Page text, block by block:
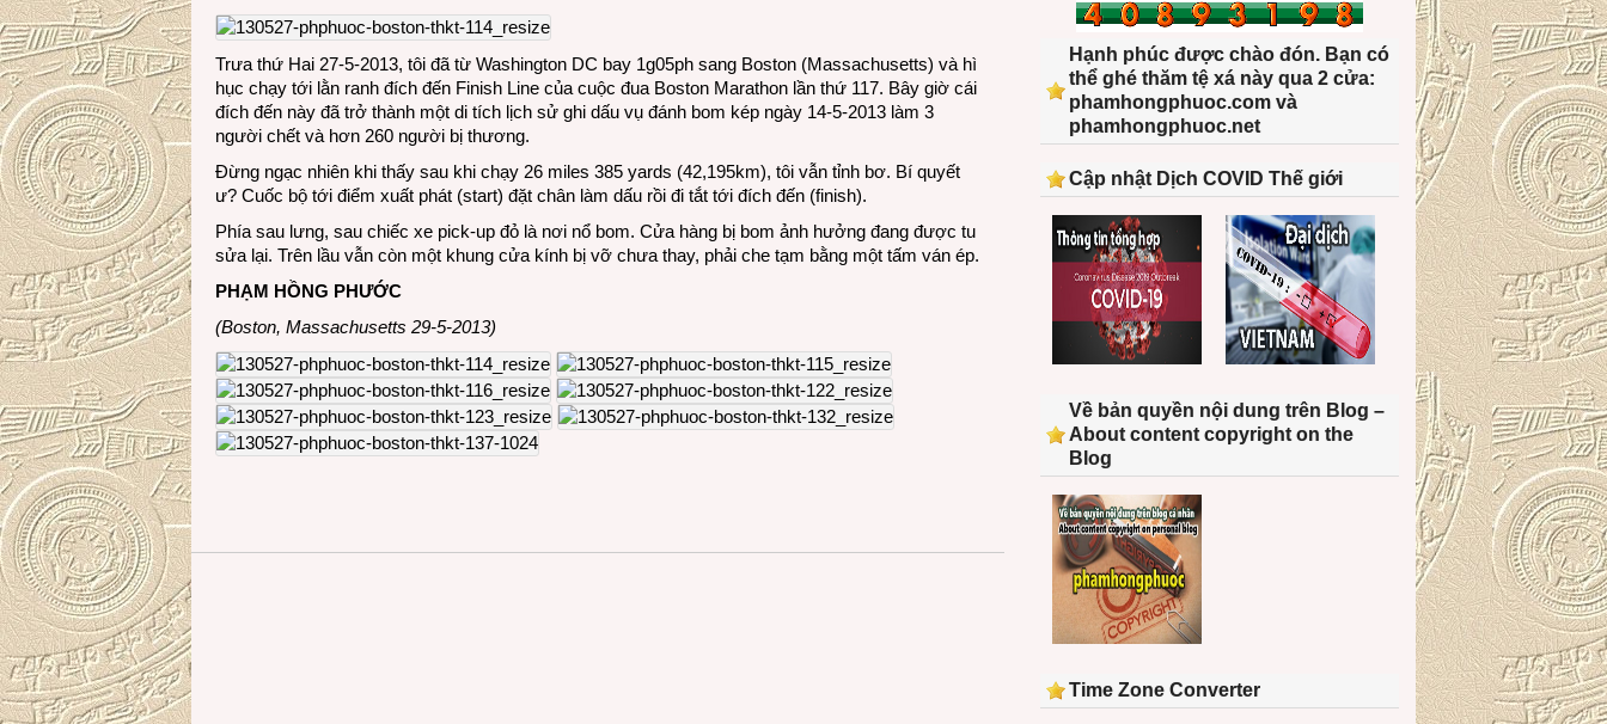
đua
marathon
Trưa thứ Hai 27-5-2013, tôi đã từ Washington DC bay 1g05ph sang Boston (Massachusetts) và hì
hục chạy tới lằn ranh đích đến Finish Line của cuộc đua Boston Marathon lần thứ 117. Bây giờ cái
đích đến này đã trở thành một di tích lịch sử ghi dấu vụ đánh bom kép ngày 14-5-2013 làm 3
người chết và hơn 260 người bị thương.
Đừng ngạc nhiên khi thấy sau khi chạy 26 miles 385 yards (42,195km), tôi vẫn tỉnh bơ. Bí quyết
ư? Cuốc bộ tới điểm xuất phát (start) đặt chân làm dấu rồi đi tắt tới đích đến (finish).
Phía sau lưng, sau chiếc xe pick-up đỏ là nơi nổ bom. Cửa hàng bị bom ảnh hưởng đang được tu
sửa lại. Trên lầu vẫn còn một khung cửa kính bị vỡ chưa thay, phải che tạm bằng một tấm ván ép.
PHẠM HỒNG PHƯỚC
(Boston, Massachusetts 29-5-2013)
Hạnh phúc được chào đón. Bạn có
thể ghé thăm tệ xá này qua 2 cửa:
phamhongphuoc.com và
phamhongphuoc.net
Cập nhật Dịch COVID Thế giới
Về bản quyền nội dung trên Blog –
About content copyright on the
Blog
Time Zone Converter